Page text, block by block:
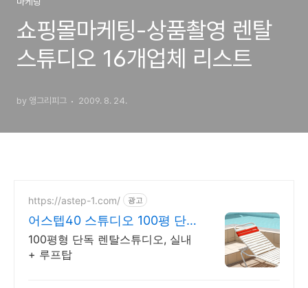
쇼핑몰마케팅-상품촬영 렌탈
스튜디오 16개업체 리스트
by 앵그리피그 2009. 8. 24.
https://astep-1.com/ 광고
어스텝40 스튜디오 100평 단
독(실내+루프탑)
100평형 단독 렌탈스튜디오, 실내
+ 루프탑